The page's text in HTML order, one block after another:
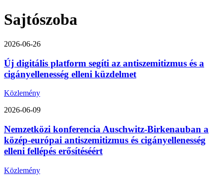
Sajtószoba
2026-06-26
Új digitális platform segíti az antiszemitizmus és a
cigányellenesség elleni küzdelmet
Közlemény
2026-06-09
Nemzetközi konferencia Auschwitz-Birkenauban a
közép-európai antiszemitizmus és cigányellenesség
elleni fellépés erősítéséért
Közlemény